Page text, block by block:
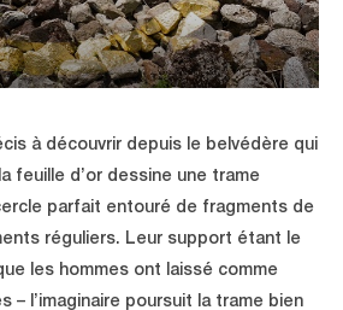
à découvrir depuis le belvédère qui
feuille d’or dessine une trame
parfait entouré de fragments de
réguliers. Leur support étant le
les hommes ont laissé comme
– l’imaginaire poursuit la trame bien